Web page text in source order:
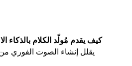
كيف يقدم مُولّد الكلام بالذكاء
يقلل إنشاء الصوت الفوري من